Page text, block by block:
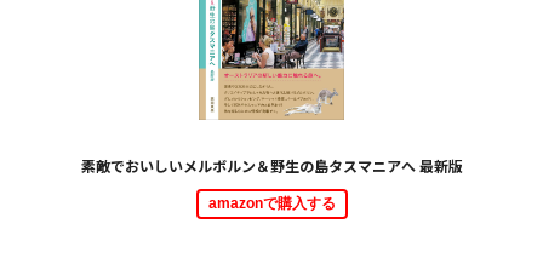
素敵でおいしいメルボルン＆野生の島タスマニアへ 最新版
amazonで購入する